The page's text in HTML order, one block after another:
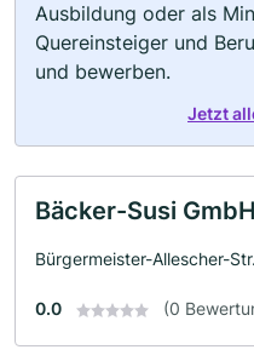
Ausbildung oder als
Quereinsteiger und
und bewerben.
Jetzt
Bäcker-Susi GmbH
Bürgermeister-Allescher-
0.0 (0